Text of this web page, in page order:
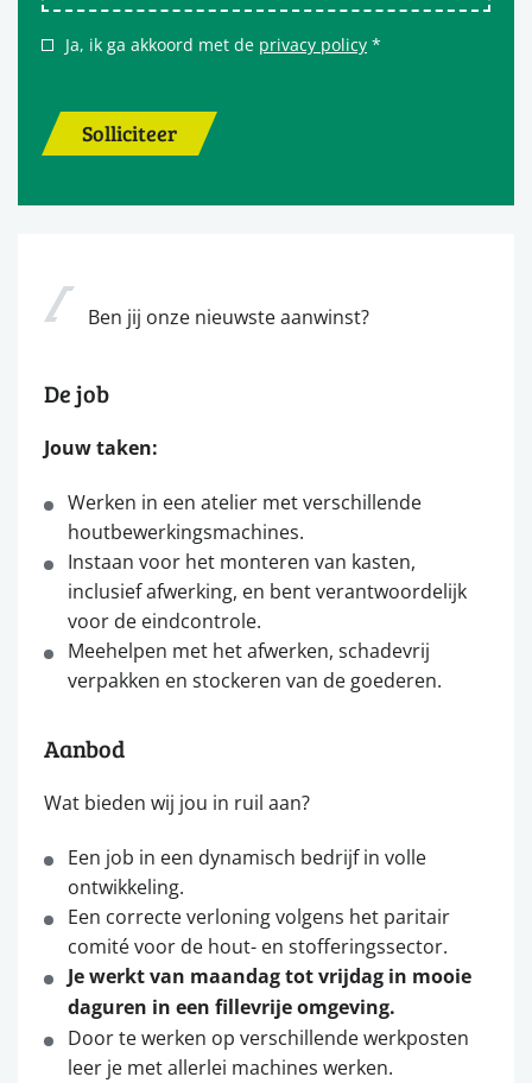
Ja, ik ga akkoord met de privacy policy *
Solliciteer
Ben jij onze nieuwste aanwinst?
De job
Jouw taken:
Werken in een atelier met verschillende
houtbewerkingsmachines.
Instaan voor het monteren van kasten,
inclusief afwerking, en bent verantwoordelijk
voor de eindcontrole.
Meehelpen met het afwerken, schadevrij
verpakken en stockeren van de goederen.
Aanbod
Wat bieden wij jou in ruil aan?
Een job in een dynamisch bedrijf in volle
ontwikkeling.
Een correcte verloning volgens het paritair
comité voor de hout- en stofferingssector.
Je werkt van maandag tot vrijdag in mooie
daguren in een fillevrije omgeving.
Door te werken op verschillende werkposten
leer je met allerlei machines werken.